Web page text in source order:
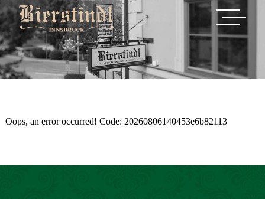
Oops, an error occurred! Code: 20260806140453e6b82113